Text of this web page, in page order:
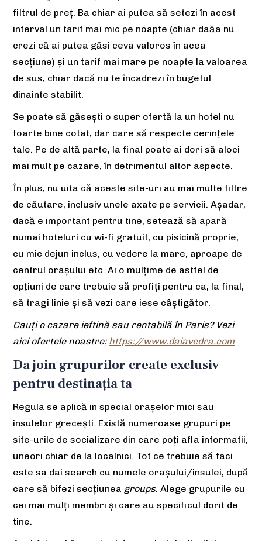
filtrul de preț. Ba chiar ai putea să setezi în acest
interval un tarif mai mic pe noapte (chiar daăa nu
crezi că ai putea găsi ceva valoros în acea
secțiune) și un tarif mai mare pe noapte la valoarea
de sus, chiar dacă nu te încadrezi în bugetul
dinainte stabilit.
Se poate să găsești o super ofertă la un hotel nu
foarte bine cotat, dar care să respecte cerințele
tale. Pe de altă parte, la final poate ai dori să aloci
mai mult pe cazare, în detrimentul altor aspecte.
În plus, nu uita că aceste site-uri au mai multe filtre
de căutare, inclusiv unele axate pe servicii. Așadar,
dacă e important pentru tine, setează să apară
numai hoteluri cu wi-fi gratuit, cu pisicină proprie,
cu mic dejun inclus, cu vedere la mare, aproape de
centrul orașului etc. Ai o mulțime de astfel de
opțiuni de care trebuie să profiți pentru ca, la final,
să tragi linie și să vezi care iese câștigător.
Cauți o cazare ieftină sau rentabilă în Paris? Vezi
aici ofertele noastre: https://www.daiavedra.com
Da join grupurilor create exclusiv
pentru destinația ta
Regula se aplică in special orașelor mici sau
insulelor grecești. Există numeroase grupuri pe
site-urile de socializare din care poți afla informatii,
uneori chiar de la localnici. Tot ce trebuie să faci
este sa dai search cu numele orașului/insulei, după
care să bifezi secțiunea groups. Alege grupurile cu
cei mai mulți membri și care au specificul dorit de
tine.